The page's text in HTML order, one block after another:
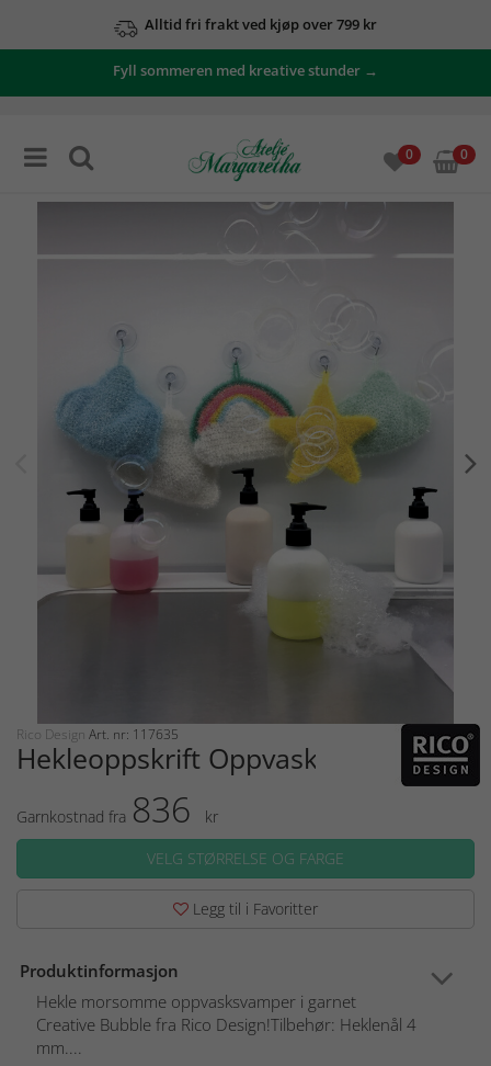
Alltid fri frakt ved kjøp over 799 kr
Fyll sommeren med kreative stunder →
0 0
Rico Design Art. nr: 117635
Hekleoppskrift Oppvasksvamper
Garnkostnad fra 836
kr
VELG STØRRELSE OG FARGE
Legg til i Favoritter
Produktinformasjon
Hekle morsomme oppvasksvamper i garnet
Creative Bubble fra Rico Design!Tilbehør: Heklenål 4
mm....